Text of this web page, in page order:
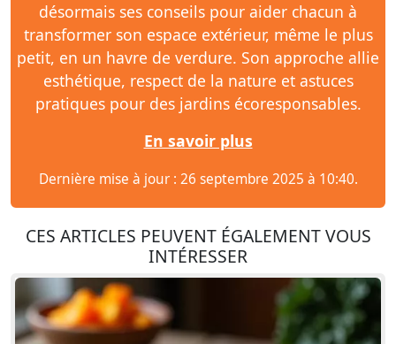
désormais ses conseils pour aider chacun à
transformer son espace extérieur, même le plus
petit, en un havre de verdure. Son approche allie
esthétique, respect de la nature et astuces
pratiques pour des jardins écoresponsables.
En savoir plus
Dernière mise à jour : 26 septembre 2025 à 10:40.
CES ARTICLES PEUVENT ÉGALEMENT VOUS
INTÉRESSER